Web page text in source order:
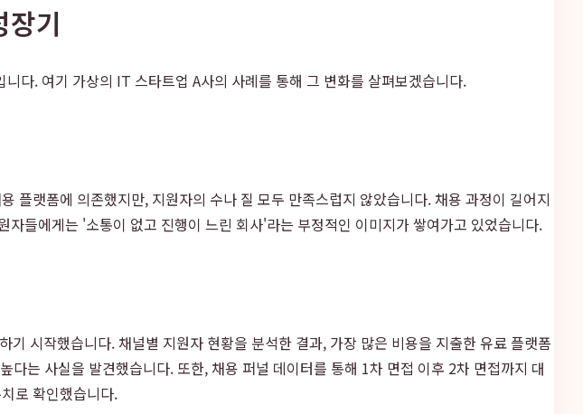
기
다. 여기 가상의 IT 스타트업 A사의 사례를 통해 그 변화를 살펴보겠습니다.
플랫폼에 의존했지만, 지원자의 수나 질 모두 만족스럽지 않았습니다. 채용 과정이 길어지
들에게는 '소통이 없고 진행이 느린 회사'라는 부정적인 이미지가 쌓여가고 있었습니다.
기 시작했습니다. 채널별 지원자 현황을 분석한 결과, 가장 많은 비용을 지출한 유료 플랫폼
는 사실을 발견했습니다. 또한, 채용 퍼널 데이터를 통해 1차 면접 이후 2차 면접까지 대
로 확인했습니다.